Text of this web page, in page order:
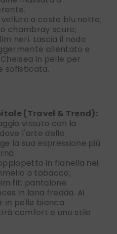
velluto a coste blu notte;
chambray scuro;
neri. Lascia il nodo
allentato e
in pelle per
sofisticata.
(Travel & Trend):
vissuto con la
l'arte dello
la sua espressione più
in flanella nei
o tabacco;
fit; pantalone
in lana fredda. Ai
in pelle bianca
comfort e uno stile